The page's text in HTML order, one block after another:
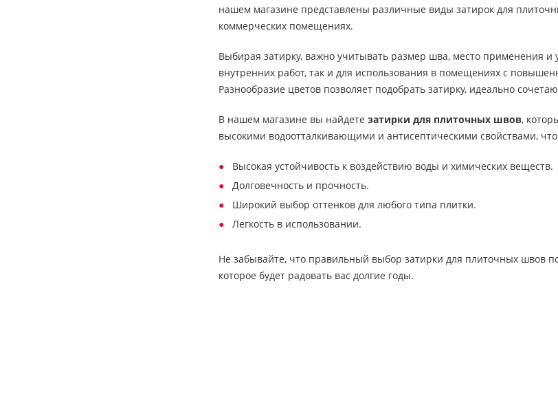
нашем магазине представлены различные виды затирок для
коммерческих помещениях.
Выбирая затирку, важно учитывать размер шва, место применения и
внутренних работ, так и для использования в помещениях с
Разнообразие цветов позволяет подобрать затирку, идеально
В нашем магазине вы найдете затирки для плиточных швов,
высокими водоотталкивающими и антисептическими свойствами,
Высокая устойчивость к воздействию воды и химических веществ.
Долговечность и прочность.
Широкий выбор оттенков для любого типа плитки.
Легкость в использовании.
Не забывайте, что правильный выбор затирки для плиточных швов
которое будет радовать вас долгие годы.